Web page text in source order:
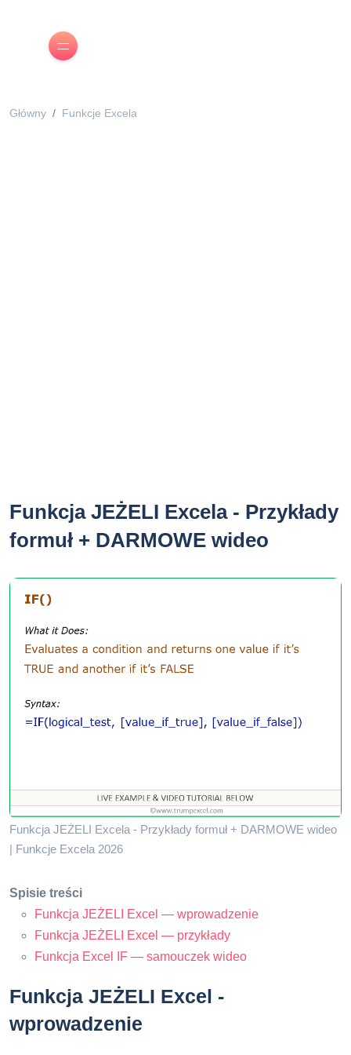
Główny Funkcje Excela
Funkcja JEŻELI Excela - Przykłady
formuł + DARMOWE wideo
Funkcja JEŻELI Excela - Przykłady formuł + DARMOWE wideo
| Funkcje Excela 2026
Spisie treści
Funkcja JEŻELI Excel — wprowadzenie
Funkcja JEŻELI Excel — przykłady
Funkcja Excel IF — samouczek wideo
Funkcja JEŻELI Excel -
wprowadzenie